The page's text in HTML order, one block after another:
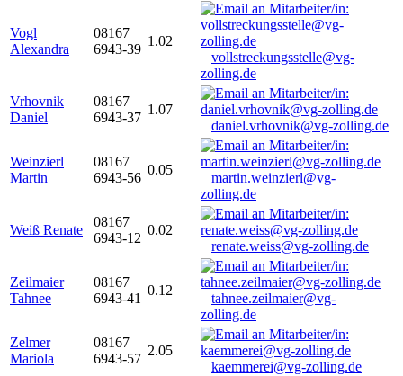
Vogl
Alexandra
08167
6943-39
1.02
vollstreckungsstelle@vg-
zolling.de
Vrhovnik
Daniel
08167
6943-37
1.07
daniel.vrhovnik@vg-zolling.de
Weinzierl
Martin
08167
6943-56
0.05
martin.weinzierl@vg-
zolling.de
Weiß Renate
08167
6943-12
0.02
renate.weiss@vg-zolling.de
Zeilmaier
Tahnee
08167
6943-41
0.12
tahnee.zeilmaier@vg-
zolling.de
Zelmer
Mariola
08167
6943-57
2.05
kaemmerei@vg-zolling.de